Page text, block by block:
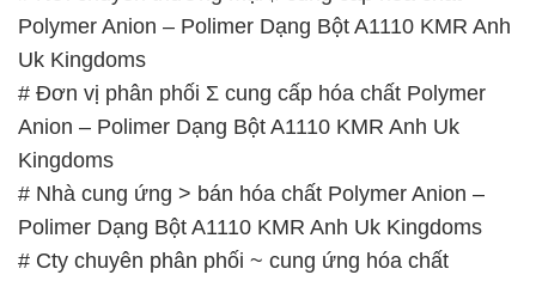
Kingdoms
# Nhà cung ứng > bán hóa chất Polymer Anion –
Polimer Dạng Bột A1110 KMR Anh Uk Kingdoms
# Cty chuyên phân phối ~ cung ứng hóa chất
Polymer Anion – Polimer Dạng Bột A1110 KMR Anh
Uk Kingdoms
# Cung cấp ÷ cung ứng hóa chất Polymer Anion –
Polimer Dạng Bột A1110 KMR Anh Uk Kingdoms